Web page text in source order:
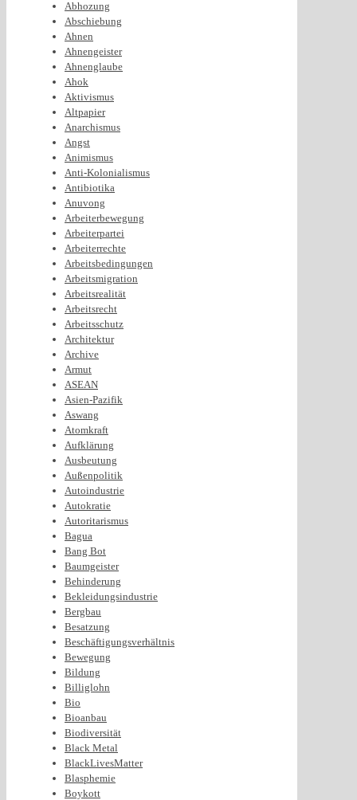
Abhozung
Abschiebung
Ahnen
Ahnengeister
Ahnenglaube
Ahok
Aktivismus
Altpapier
Anarchismus
Angst
Animismus
Anti-Kolonialismus
Antibiotika
Anuvong
Arbeiterbewegung
Arbeiterpartei
Arbeiterrechte
Arbeitsbedingungen
Arbeitsmigration
Arbeitsrealität
Arbeitsrecht
Arbeitsschutz
Architektur
Archive
Armut
ASEAN
Asien-Pazifik
Aswang
Atomkraft
Aufklärung
Ausbeutung
Außenpolitik
Autoindustrie
Autokratie
Autoritarismus
Bagua
Bang Bot
Baumgeister
Behinderung
Bekleidungsindustrie
Bergbau
Besatzung
Beschäftigungsverhältnis
Bewegung
Bildung
Billiglohn
Bio
Bioanbau
Biodiversität
Black Metal
BlackLivesMatter
Blasphemie
Boykott